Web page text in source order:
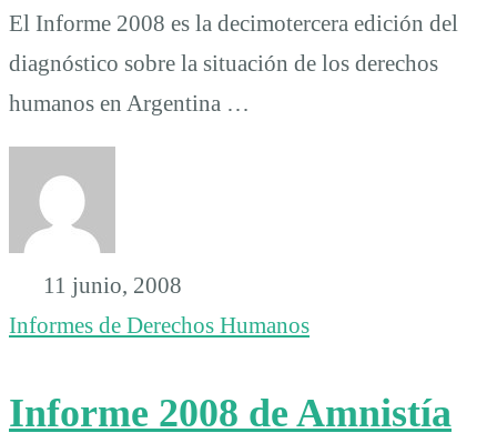
El Informe 2008 es la decimotercera edición del
diagnóstico sobre la situación de los derechos
humanos en Argentina …
11 junio, 2008
Informes de Derechos Humanos
Informe 2008 de Amnistía